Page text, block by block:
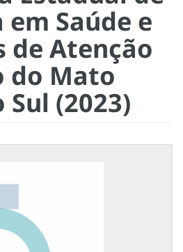
Saúde e
de Atenção
do Mato
Sul (2023)